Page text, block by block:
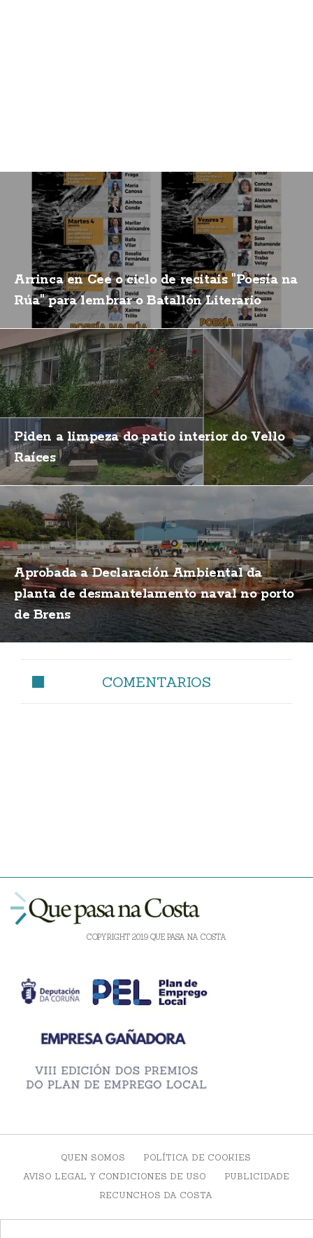
Arrinca en Cee o ciclo de recitais "Poesía na
Rúa" para lembrar o Batallón Literario
Piden a limpeza do patio interior do Vello
Raíces
Aprobada a Declaración Ambiental da
planta de desmantelamento naval no porto
de Brens
COMENTARIOS
COPYRIGHT 2019 QUE PASA NA COSTA
QUEN SOMOS
POLÍTICA DE COOKIES
AVISO LEGAL Y CONDICIONES DE USO
PUBLICIDADE
RECUNCHOS DA COSTA